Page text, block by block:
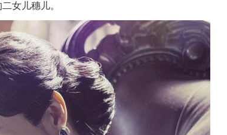
女儿穗儿。